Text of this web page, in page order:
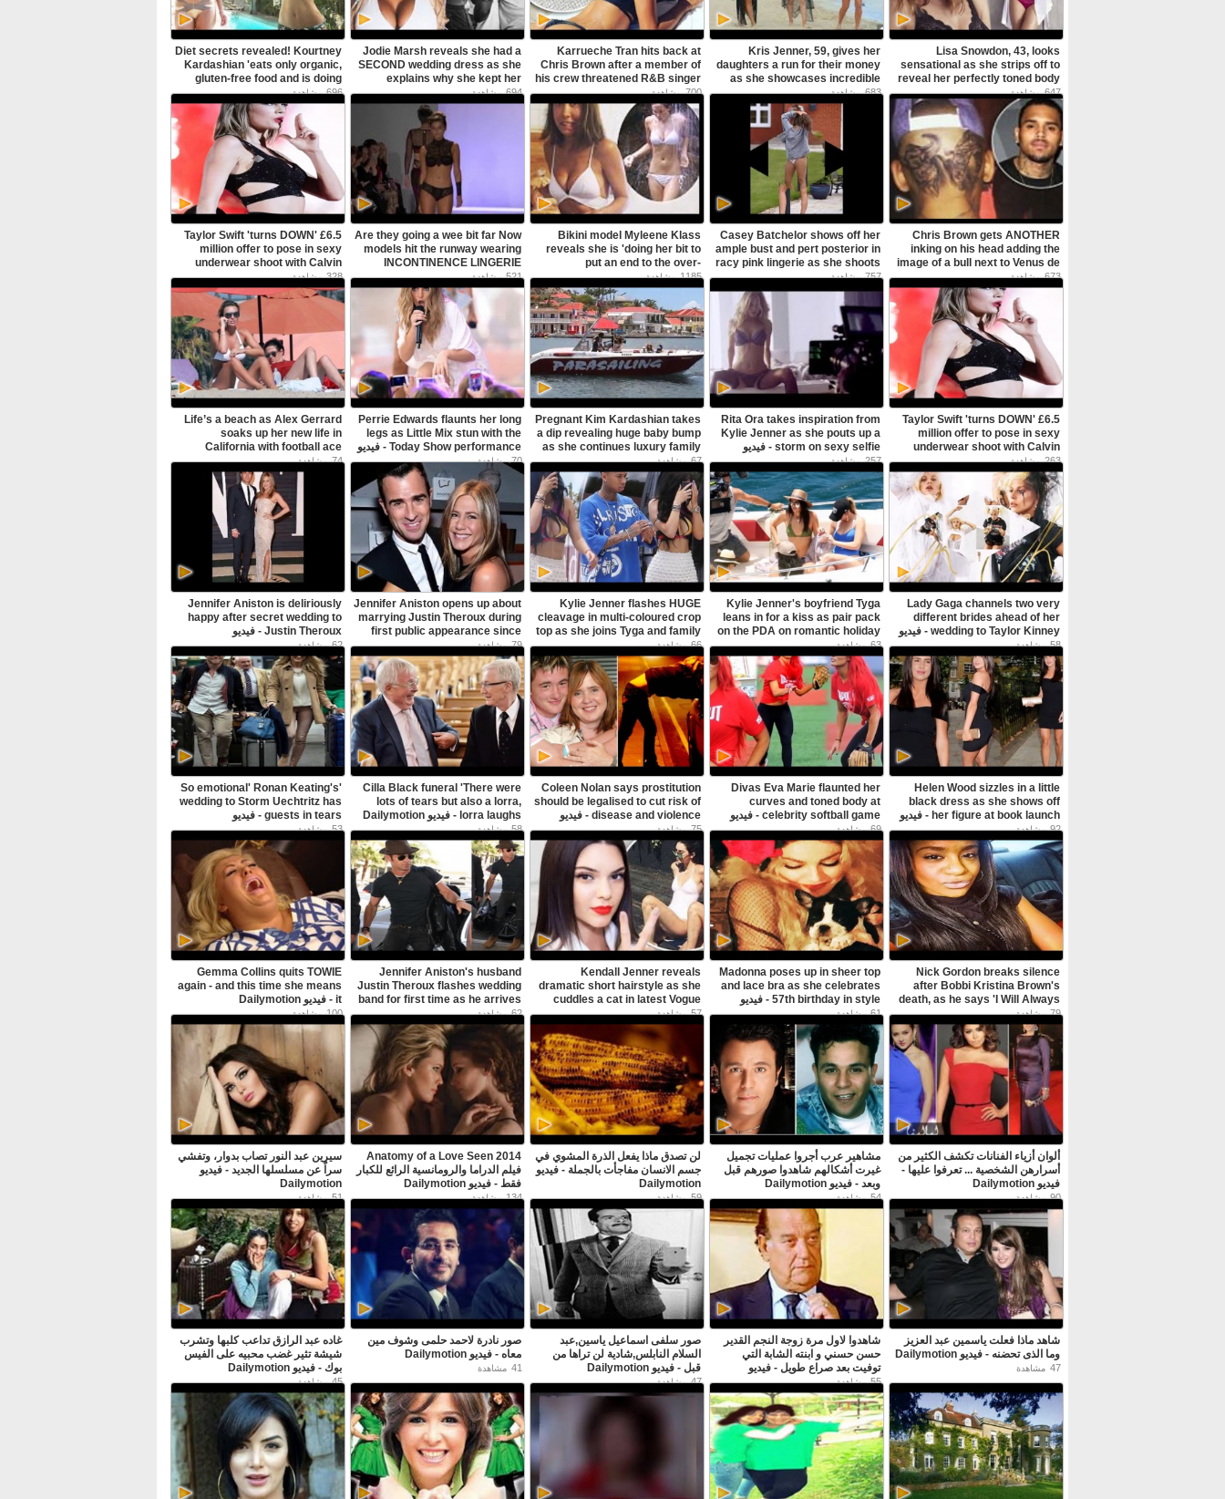
Lisa Snowdon, 43, looks
sensational as she strips off to
reveal her perfectly toned body
in new Triumph campaign - فيديو
Dailymotion
647مشاهدة
Kris Jenner, 59, gives her
daughters a run for their money
as she showcases incredible
bikini body in a sexy black two-
683مشاهدة
Karrueche Tran hits back at
Chris Brown after a member of
his crew threatened R&B singer
Marques Houston for
commenting on one of her
Instagram snaps - فيديو
Dailymotion
700مشاهدة
Jodie Marsh reveals she had a
SECOND wedding dress as she
explains why she kept her
wedding secret and stayed
celibate until after the nuptials -
694مشاهدة
Diet secrets revealed! Kourtney
Kardashian 'eats only organic,
gluten-free food and is doing
massive portion control' as she
slims down post Disick split -
696مشاهدة
Chris Brown gets ANOTHER
inking on his head adding the
image of a bull next to Venus de
Milo - فيديو Dailymotion
673مشاهدة
Casey Batchelor shows off her
ample bust and pert posterior in
racy pink lingerie as she shoots
raunchy calendar outdoors -
فيديو Dailymotion
757مشاهدة
Bikini model Myleene Klass
reveals she is 'doing her bit to
put an end to the over-
sexualisation of children' - فيديو
Dailymotion
1185مشاهدة
Are they going a wee bit far Now
models hit the runway wearing
INCONTINENCE LINGERIE
designed to help men and
women manage light to
moderate leaks in styl - فيديو
Dailymotion
521مشاهدة
Taylor Swift 'turns DOWN' £6.5
million offer to pose in sexy
underwear shoot with Calvin
Harris - فيديو Dailymotion
328مشاهدة
Taylor Swift 'turns DOWN' £6.5
million offer to pose in sexy
underwear shoot with Calvin
Harris - فيديو Dailymotion
263مشاهدة
Rita Ora takes inspiration from
Kylie Jenner as she pouts up a
storm on sexy selfie - فيديو
Dailymotion
257مشاهدة
Pregnant Kim Kardashian takes
a dip revealing huge baby bump
as she continues luxury family
holiday - فيديو Dailymotion
67مشاهدة
Perrie Edwards flaunts her long
legs as Little Mix stun with the
Today Show performance - فيديو
Dailymotion
70مشاهدة
Life’s a beach as Alex Gerrard
soaks up her new life in
California with football ace
Steven - فيديو Dailymotion
74مشاهدة
Lady Gaga channels two very
different brides ahead of her
wedding to Taylor Kinney - فيديو
Dailymotion
58مشاهدة
Kylie Jenner's boyfriend Tyga
leans in for a kiss as pair pack
on the PDA on romantic holiday
- فيديو Dailymotion
63مشاهدة
Kylie Jenner flashes HUGE
cleavage in multi-coloured crop
top as she joins Tyga and family
for beach day - فيديو Dailymotion
66مشاهدة
Jennifer Aniston opens up about
marrying Justin Theroux during
first public appearance since
wedding - فيديو Dailymotion
79مشاهدة
Jennifer Aniston is deliriously
happy after secret wedding to
Justin Theroux - فيديو
Dailymotion
62مشاهدة
Helen Wood sizzles in a little
black dress as she shows off
her figure at book launch - فيديو
Dailymotion
92مشاهدة
Divas Eva Marie flaunted her
curves and toned body at
celebrity softball game - فيديو
Dailymotion
69مشاهدة
Coleen Nolan says prostitution
should be legalised to cut risk of
disease and violence - فيديو
Dailymotion
75مشاهدة
Cilla Black funeral 'There were
lots of tears but also a lorra,
lorra laughs - فيديو Dailymotion
58مشاهدة
'So emotional' Ronan Keating's
wedding to Storm Uechtritz has
guests in tears - فيديو
Dailymotion
53مشاهدة
Nick Gordon breaks silence
after Bobbi Kristina Brown's
death, as he says 'I Will Always
Love You' - فيديو Dailymotion
79مشاهدة
Madonna poses up in sheer top
and lace bra as she celebrates
57th birthday in style - فيديو
Dailymotion
61مشاهدة
Kendall Jenner reveals
dramatic short hairstyle as she
cuddles a cat in latest Vogue
shoot - فيديو Dailymotion
57مشاهدة
Jennifer Aniston's husband
Justin Theroux flashes wedding
band for first time as he arrives
back from honeymoon - فيديو
Dailymotion
62مشاهدة
Gemma Collins quits TOWIE
again - and this time she means
it - فيديو Dailymotion
100مشاهدة
ألوان أزياء الفنانات تكشف الكثير من
أسرارهن الشخصية ... تعرفوا عليها -
فيديو Dailymotion
90مشاهدة
مشاهير عرب أجروا عمليات تجميل
غيرت أشكالهم شاهدوا صورهم قبل
وبعد - فيديو Dailymotion
54مشاهدة
لن تصدق ماذا يفعل الذرة المشوي في
جسم الانسان مفاجأت بالجملة - فيديو
Dailymotion
59مشاهدة
Anatomy of a Love Seen 2014
فيلم الدراما والرومانسية الرائع للكبار
فقط - فيديو Dailymotion
134مشاهدة
سيرين عبد النور تصاب بدوار، وتفشي
سراً عن مسلسلها الجديد - فيديو
Dailymotion
51مشاهدة
شاهد ماذا فعلت ياسمين عبد العزيز
وما الذى تحضنه - فيديو Dailymotion
47 مشاهدة
شاهدوا لاول مرة زوجة النجم القدير
حسن حسني و ابنته الشابة التي
توفيت بعد صراع طويل - فيديو
Dailymotion
55مشاهدة
صور سلفى اسماعيل ياسين,عبد
السلام النابلس,شادية لن تراها من
قبل - فيديو Dailymotion
47مشاهدة
صور نادرة لاحمد حلمى وشوف مين
معاه - فيديو Dailymotion
41 مشاهدة
غاده عبد الرازق تداعب كلبها وتشرب
شيشة تثير غضب محبيه على الفيس
بوك - فيديو Dailymotion
45مشاهدة